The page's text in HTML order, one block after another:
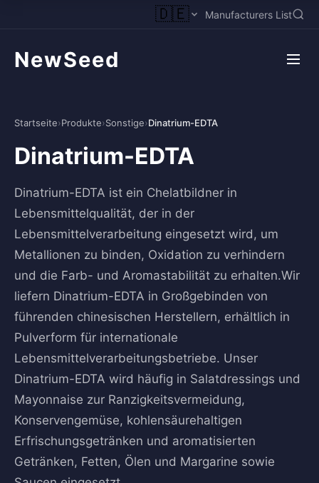
🇩🇪 Manufacturers List
NewSeed
Startseite›Produkte›Sonstige›Dinatrium-EDTA
Dinatrium-EDTA
Dinatrium-EDTA ist ein Chelatbildner in
Lebensmittelqualität, der in der
Lebensmittelverarbeitung eingesetzt wird, um
Metallionen zu binden, Oxidation zu verhindern
und die Farb- und Aromastabilität zu erhalten.Wir
liefern Dinatrium-EDTA in Großgebinden von
führenden chinesischen Herstellern, erhältlich in
Pulverform für internationale
Lebensmittelverarbeitungsbetriebe. Unser
Dinatrium-EDTA wird häufig in Salatdressings und
Mayonnaise zur Ranzigkeitsvermeidung,
Konservengemüse, kohlensäurehaltigen
Erfrischungsgetränken und aromatisierten
Getränken, Fetten, Ölen und Margarine sowie